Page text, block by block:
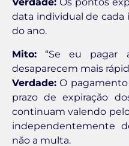
Verdade: Os pontos
data individual de cada
do ano.
Mito: “Se eu pagar
desaparecem mais
Verdade: O
prazo de expiração
continuam valendo
independentemente
não a multa.